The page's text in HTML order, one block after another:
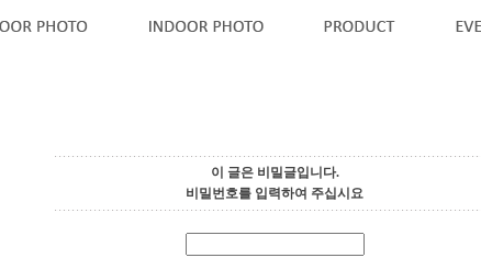
이 글은 비밀글입니다.
비밀번호를 입력하여 주십시요